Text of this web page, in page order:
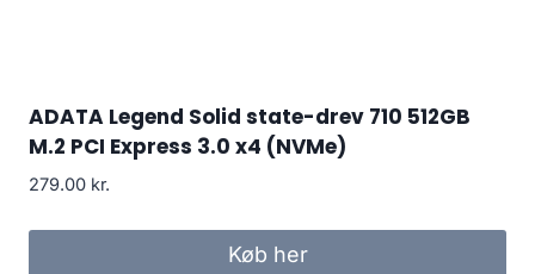
ADATA Legend Solid state-drev 710 512GB
M.2 PCI Express 3.0 x4 (NVMe)
279.00 kr.
Køb her